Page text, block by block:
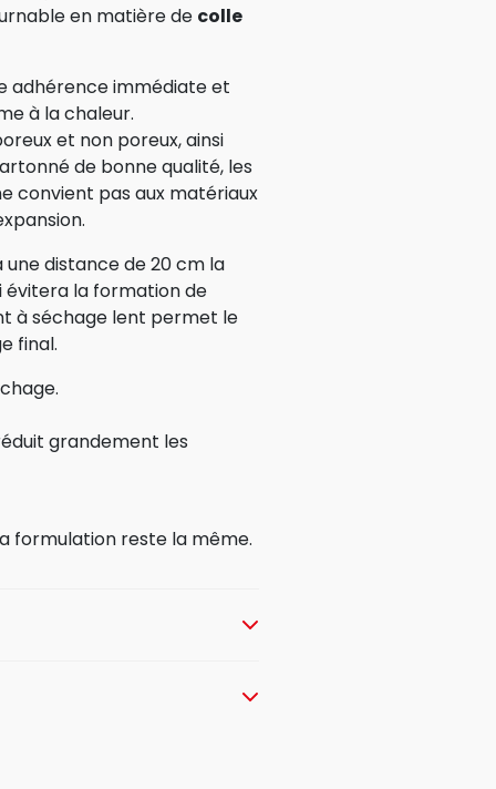
en matière de colle
adhérence immédiate et
à la chaleur.
et non poreux, ainsi
de bonne qualité, les
convient pas aux matériaux
une distance de 20 cm la
évitera la formation de
à séchage lent permet le
final.
grandement les
formulation reste la même.